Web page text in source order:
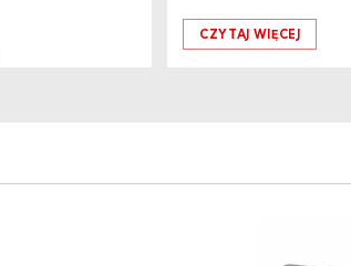
CZYTAJ WIĘCEJ